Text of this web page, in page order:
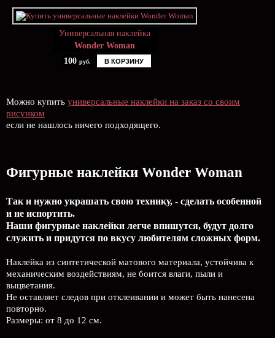
Универсальная наклейка
Wonder Woman
100 руб. В КОРЗИНУ
Можно купить универсальные наклейки на заказ со своим
рисунком
если не нашлось ничего подходящего.
Фигурные наклейки Wonder Woman
Так и нужно украшать свою технику, - сделать особенной
и не испортить.
Наши фигурные наклейки легче впишутся, будут долго
служить и придутся по вкусу любителям сложных форм.
Наклейка из синтетической матового материала, устойчива к
механическим воздействиям, не боится влаги, пыли и
выцветания.
Не оставляет следов при отклеивании и может быть нанесена
повторно.
Размеры: от 8 до 12 см.